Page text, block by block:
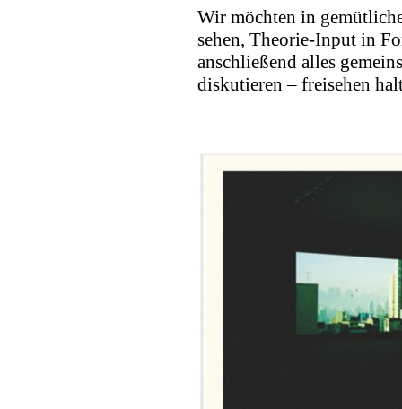
Wir möchten in
sehen, Theorie-Input in
anschließend alles
diskutieren – freisehen